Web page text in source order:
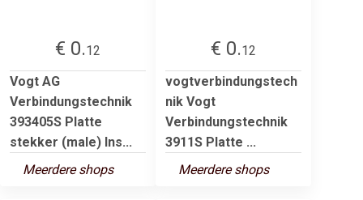
€ 0.12
Vogt AG
Verbindungstechnik
393405S Platte
stekker (male) Ins...
Meerdere shops
€ 0.12
vogtverbindungstech
nik Vogt
Verbindungstechnik
3911S Platte ...
Meerdere shops